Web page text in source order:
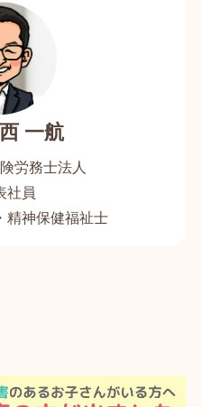
一航
労務士法人
員
精神保健福祉士